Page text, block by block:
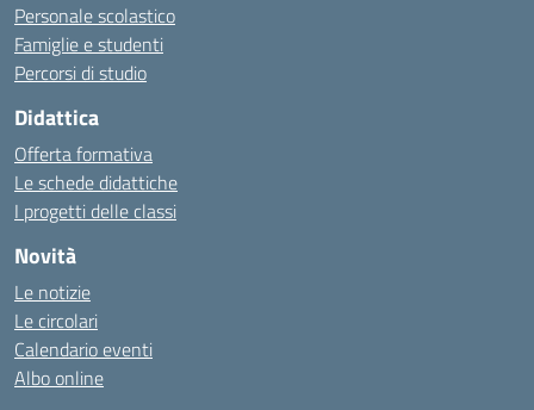
Personale scolastico
Famiglie e studenti
Percorsi di studio
Didattica
Offerta formativa
Le schede didattiche
I progetti delle classi
Novità
Le notizie
Le circolari
Calendario eventi
Albo online